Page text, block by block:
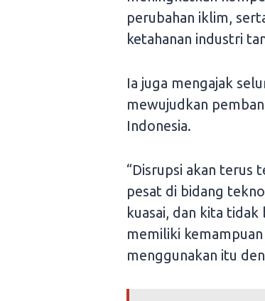
perubahan iklim,
ketahanan industri
Ia juga mengajak
mewujudkan
Indonesia.
“Disrupsi akan terus
pesat di bidang
kuasai, dan kita
memiliki
menggunakan itu